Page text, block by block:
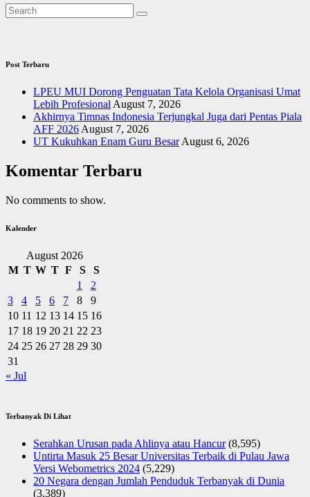
Post Terbaru
LPEU MUI Dorong Penguatan Tata Kelola Organisasi Umat
Lebih Profesional August 7, 2026
Akhirnya Timnas Indonesia Terjungkal Juga dari Pentas Piala
AFF 2026 August 7, 2026
UT Kukuhkan Enam Guru Besar August 6, 2026
Komentar Terbaru
No comments to show.
Kalender
August 2026
M T W T F S
S
1
2
3
4 5 6 7 8
9
10 11 12 13 14 15 16
17 18 19 20 21 22 23
24 25 26 27 28 29 30
31
« Jul
Terbanyak Di Lihat
Serahkan Urusan pada Ahlinya atau Hancur (8,595)
Untirta Masuk 25 Besar Universitas Terbaik di Pulau Jawa
Versi Webometrics 2024 (5,229)
20 Negara dengan Jumlah Penduduk Terbanyak di Dunia
(3,389)